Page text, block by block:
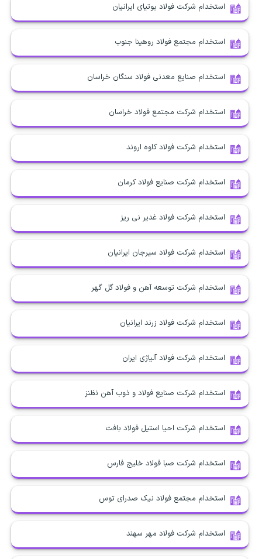
استخدام شرکت فولاد بوتیای ایرانیان
استخدام مجتمع فولاد روهینا جنوب
استخدام صنایع معدنی فولاد سنگان خراسان
استخدام شرکت مجتمع فولاد خراسان
استخدام شرکت فولاد کاوه اروند
استخدام شرکت صنایع فولاد کرمان
استخدام شرکت فولاد غدیر نی ریز
استخدام شرکت فولاد سیرجان ایرانیان
استخدام شرکت توسعه آهن و فولاد گل گهر
استخدام شرکت فولاد زرند ایرانیان
استخدام شرکت فولاد آلیاژی ایران
استخدام شرکت صنایع فولاد و ذوب آهن نظنز
استخدام شرکت احیا استیل فولاد بافت
استخدام شرکت صبا فولاد خلیج فارس
استخدام مجتمع فولاد نیک صدرای توس
استخدام شرکت فولاد مهر سهند